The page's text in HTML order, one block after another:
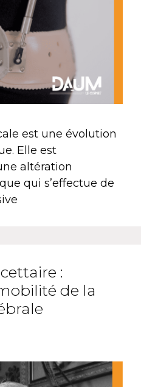
est une évolution
Elle est
altération
qui s’effectue de
:
de la